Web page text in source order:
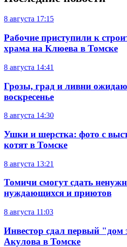
8 августа 17:15
Рабочие приступили к
храма на Клюева в Томске
8 августа 14:41
Грозы, град и ливни
воскресенье
8 августа 14:30
Ушки и шерстка: фото с
котят в Томске
8 августа 13:21
Томичи смогут сдать
нуждающихся и приютов
8 августа 11:03
Инвестор сдал первый "дом
Акулова в Томске